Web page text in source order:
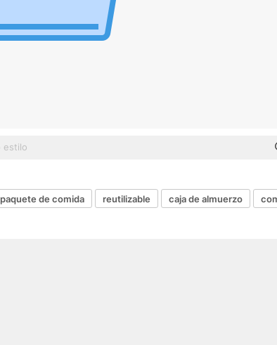
paquete de comida reutilizable caja de almuerzo